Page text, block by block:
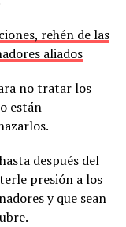
rehén de las
aliados
no tratar los
están
después del
presión a los
y que sean